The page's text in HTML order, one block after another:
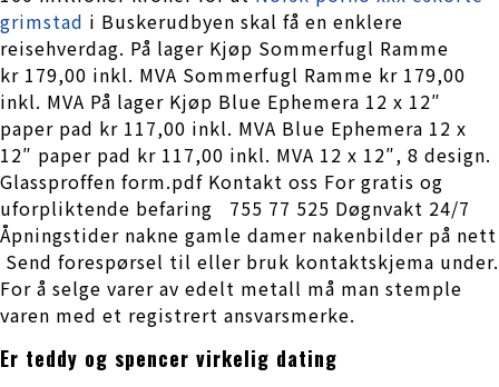
grimstad i Buskerudbyen skal få en enklere
reisehverdag. På lager Kjøp Sommerfugl Ramme
kr 179,00 inkl. MVA Sommerfugl Ramme kr 179,00
inkl. MVA På lager Kjøp Blue Ephemera 12 x 12″
paper pad kr 117,00 inkl. MVA Blue Ephemera 12 x
12″ paper pad kr 117,00 inkl. MVA 12 x 12″, 8 design.
Glassproffen form.pdf Kontakt oss For gratis og
uforpliktende befaring ​ ​ 755 77 525 Døgnvakt 24/7
Åpningstider nakne gamle damer nakenbilder på nett
​​ Send forespørsel til eller bruk kontaktskjema under.
For å selge varer av edelt metall må man stemple
varen med et registrert ansvarsmerke.
Er teddy og spencer virkelig dating